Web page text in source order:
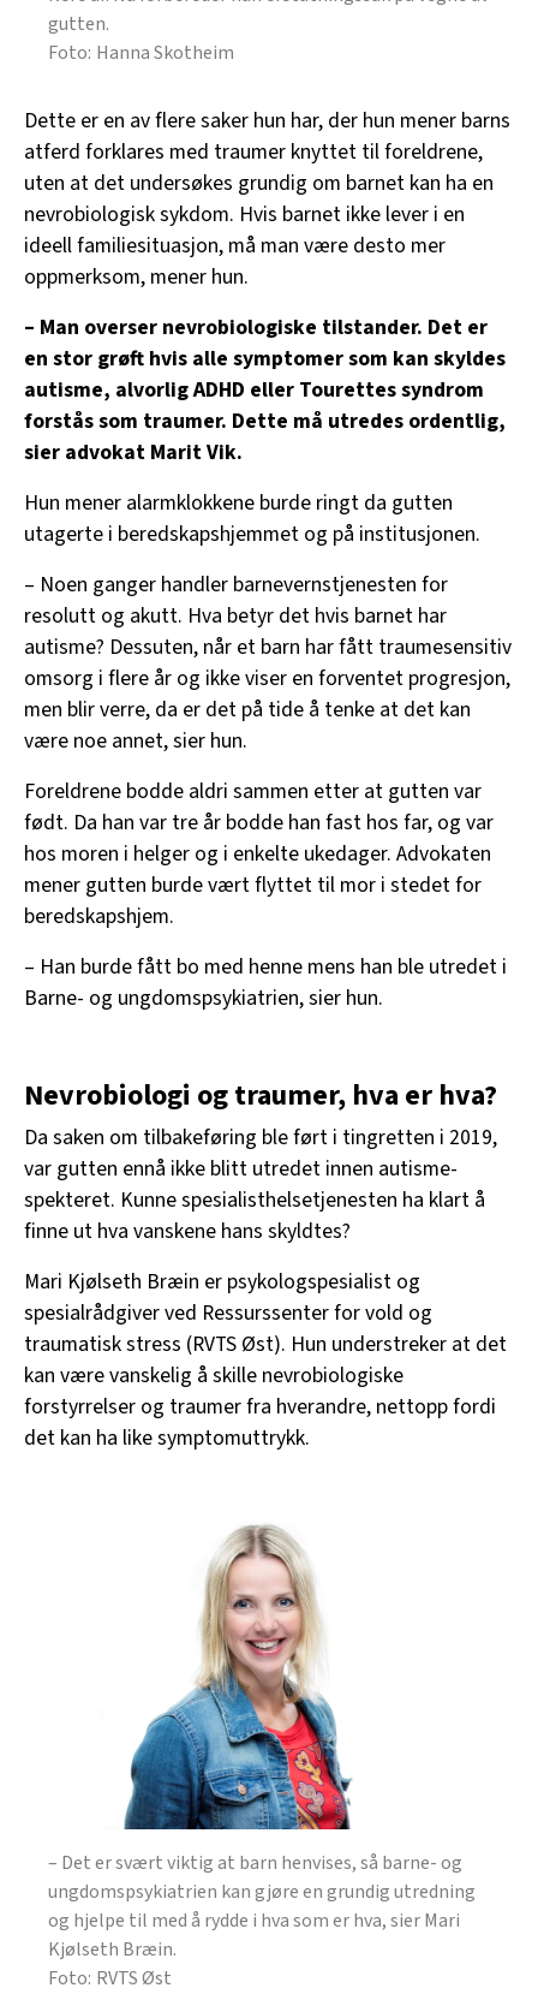
gutten.
Hanna Skotheim
Dette er en av flere saker hun har, der hun mener barns
atferd forklares med traumer knyttet til foreldrene,
uten at det undersøkes grundig om barnet kan ha en
nevrobiologisk sykdom. Hvis barnet ikke lever i en
ideell familiesituasjon, må man være desto mer
oppmerksom, mener hun.
– Man overser nevrobiologiske tilstander. Det er
en stor grøft hvis alle symptomer som kan skyldes
autisme, alvorlig ADHD eller Tourettes syndrom
forstås som traumer. Dette må utredes ordentlig,
sier advokat Marit Vik.
Hun mener alarmklokkene burde ringt da gutten
utagerte i beredskapshjemmet og på institusjonen.
– Noen ganger handler barnevernstjenesten for
resolutt og akutt. Hva betyr det hvis barnet har
autisme? Dessuten, når et barn har fått traumesensitiv
omsorg i flere år og ikke viser en forventet progresjon,
men blir verre, da er det på tide å tenke at det kan
være noe annet, sier hun.
Foreldrene bodde aldri sammen etter at gutten var
født. Da han var tre år bodde han fast hos far, og var
hos moren i helger og i enkelte ukedager. Advokaten
mener gutten burde vært flyttet til mor i stedet for
beredskapshjem.
– Han burde fått bo med henne mens han ble utredet i
Barne- og ungdomspsykiatrien, sier hun.
Nevrobiologi og traumer, hva er hva?
Da saken om tilbakeføring ble ført i tingretten i 2019,
var gutten ennå ikke blitt utredet innen autisme-
spekteret. Kunne spesialisthelsetjenesten ha klart å
finne ut hva vanskene hans skyldtes?
Mari Kjølseth Bræin er psykologspesialist og
spesialrådgiver ved Ressurssenter for vold og
traumatisk stress (RVTS Øst). Hun understreker at det
kan være vanskelig å skille nevrobiologiske
forstyrrelser og traumer fra hverandre, nettopp fordi
det kan ha like symptomuttrykk.
– Det er svært viktig at barn henvises, så barne- og
ungdomspsykiatrien kan gjøre en grundig utredning
og hjelpe til med å rydde i hva som er hva, sier Mari
Kjølseth Bræin.
RVTS Øst